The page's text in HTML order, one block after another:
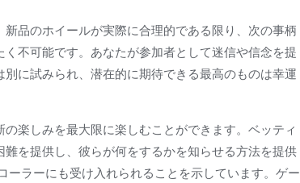
品のホイールが実際に合理的である限り、次の事柄
不可能です。あなたが参加者として迷信や信念を提
に試みられ、潜在的に期待できる最高のものは幸運
楽しみを最大限に楽しむことができます。ベッティ
を提供し、彼らが何をするかを知らせる方法を提供
ラーにも受け入れられることを示しています。ゲー